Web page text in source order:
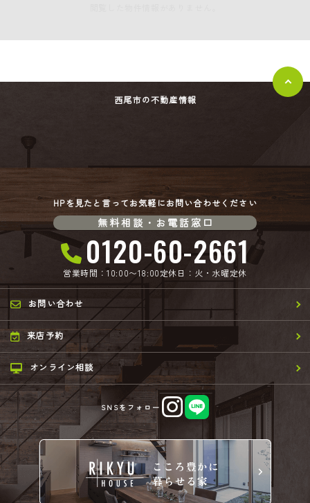
西尾市の不動産情報
HPを見たと言ってお気軽にお問い合わせください
無料相談・お電話窓口
0120-60-2661
営業時間：10:00〜18:00定休日：火・水曜定休
お問い合わせ
来店予約
オンライン相談
SNSをフォロー